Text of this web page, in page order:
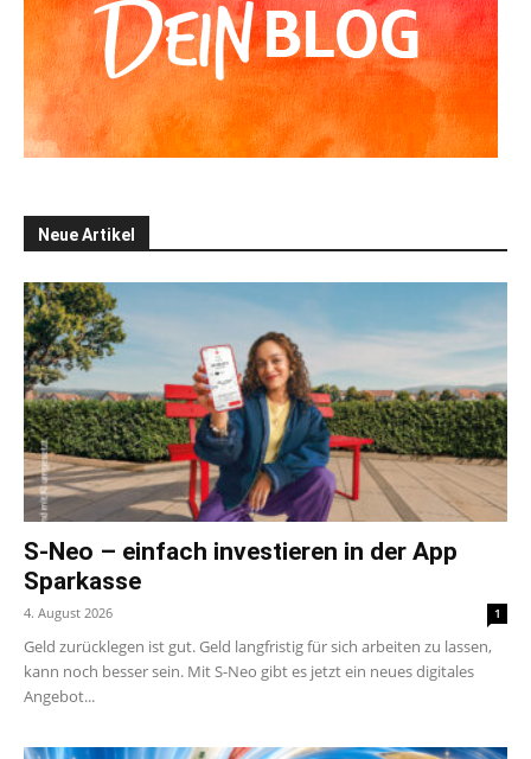
Neue Artikel
S-Neo – einfach investieren in der App
Sparkasse
4. August 2026 1
Geld zurücklegen ist gut. Geld langfristig für sich arbeiten zu lassen,
kann noch besser sein. Mit S-Neo gibt es jetzt ein neues digitales
Angebot...